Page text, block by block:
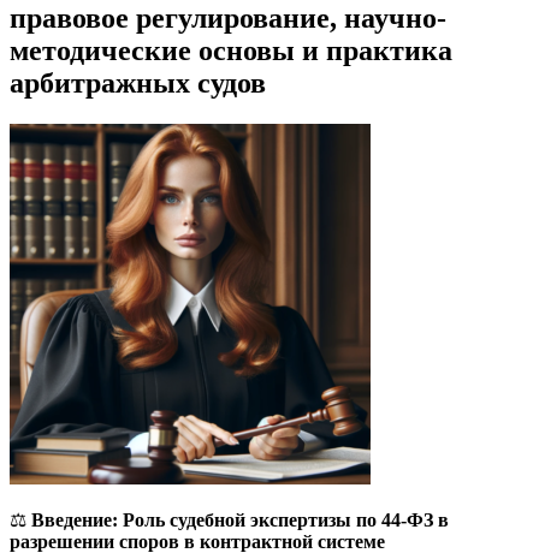
правовое регулирование, научно-
методические основы и практика
арбитражных судов
⚖️ Введение: Роль судебной экспертизы по 44-ФЗ в
разрешении споров в контрактной системе